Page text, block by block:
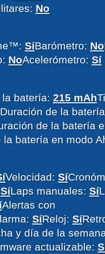
No
SíBarómetro: No
NoAcelerómetro: Sí
la batería: 215 mAh
Duración de la
de la batería
la batería en modo
Velocidad: Sí
SíLaps manuales: Sí
Alertas con
SíReloj: Sí
y día de la
actualizable: